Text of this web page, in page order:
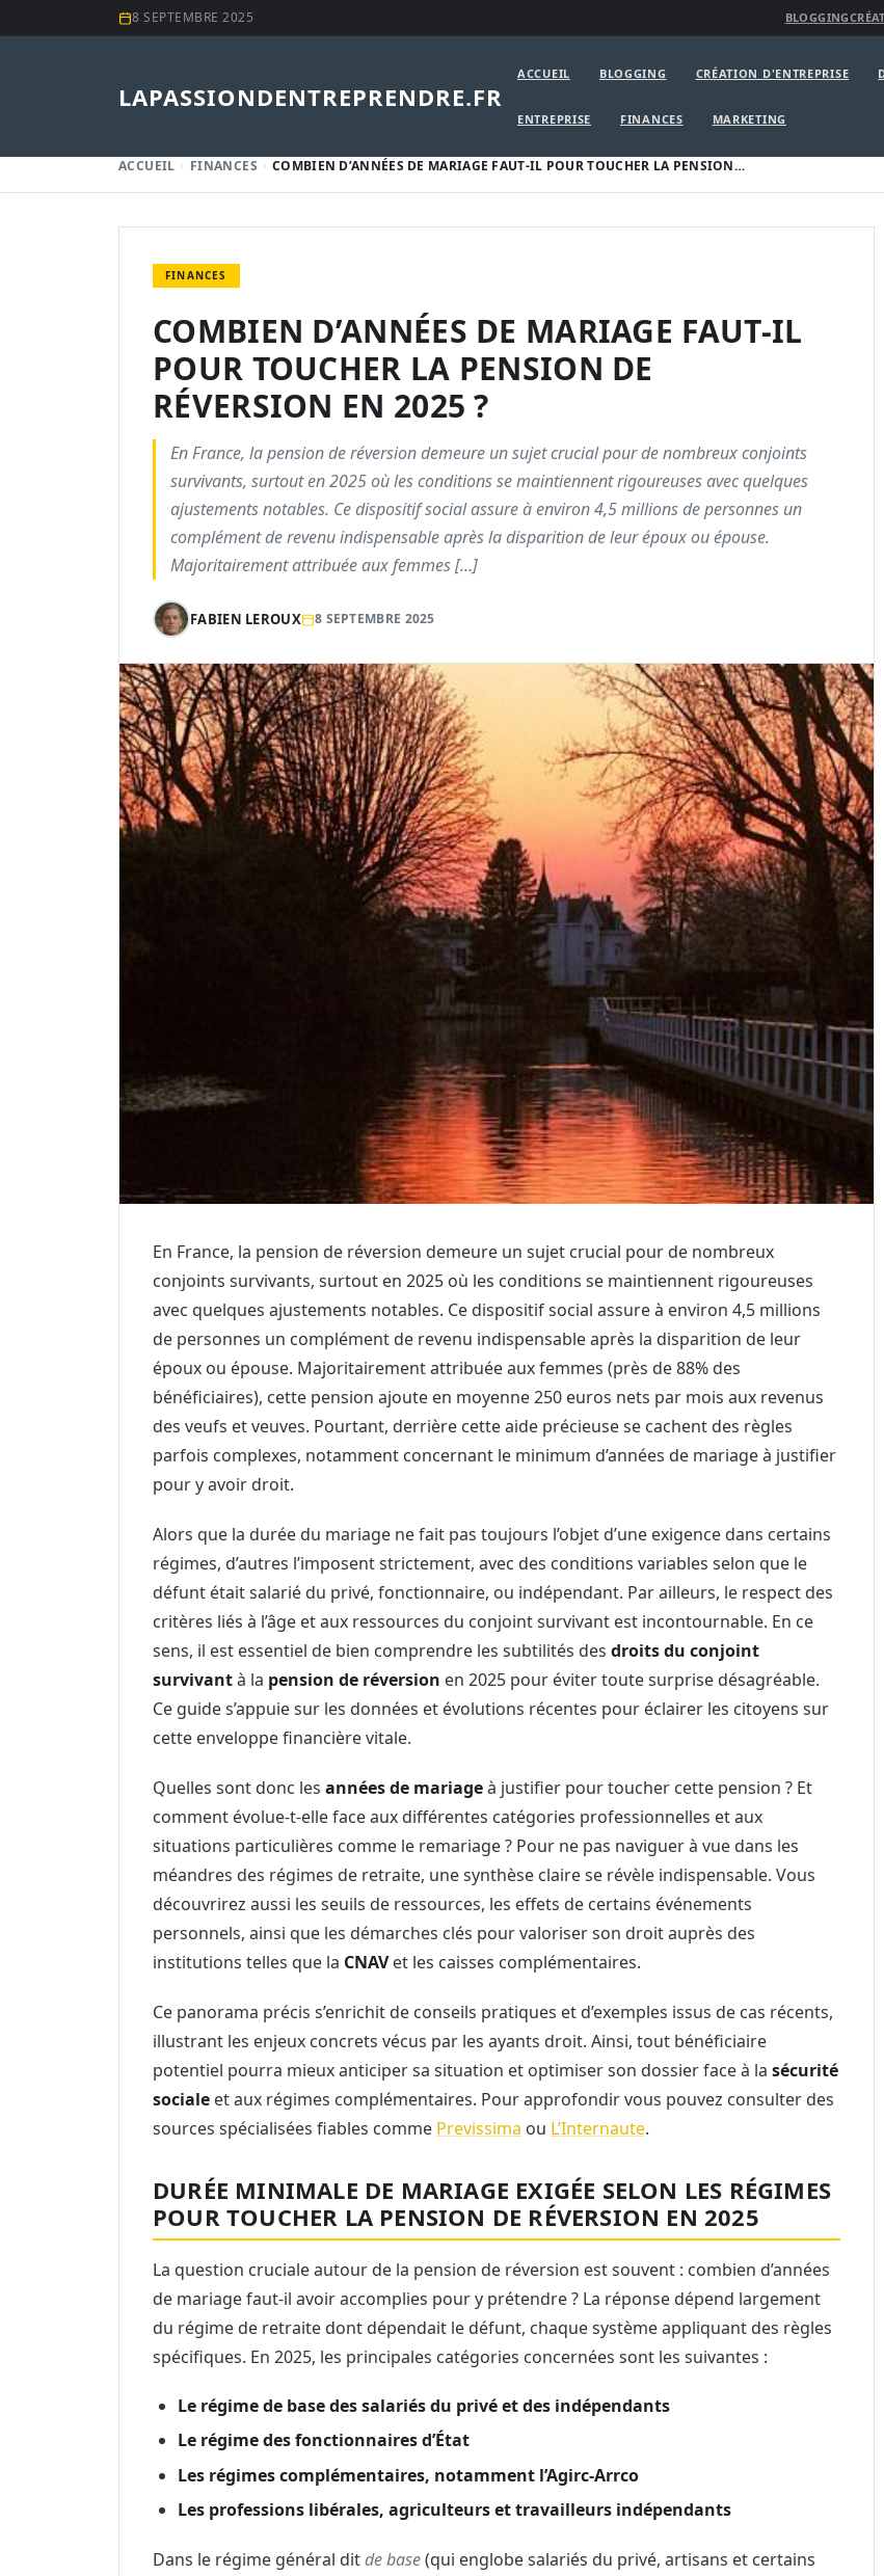
8 SEPTEMBRE 2025 BLOGGING
LAPASSIONDENTREPRENDRE.FR
ACCUEIL BLOGGING CRÉATION D'ENTREPRISE
ENTREPRISE FINANCES MARKETING
ACCUEIL FINANCES COMBIEN D’ANNÉES DE MARIAGE FAUT-IL POUR TOUCHER LA PENSION…
FINANCES
COMBIEN D’ANNÉES DE MARIAGE FAUT-IL
POUR TOUCHER LA PENSION DE
RÉVERSION EN 2025 ?
En France, la pension de réversion demeure un sujet crucial pour de nombreux conjoints
survivants, surtout en 2025 où les conditions se maintiennent rigoureuses avec quelques
ajustements notables. Ce dispositif social assure à environ 4,5 millions de personnes un
complément de revenu indispensable après la disparition de leur époux ou épouse.
Majoritairement attribuée aux femmes […]
FABIEN LEROUX 8 SEPTEMBRE 2025
En France, la pension de réversion demeure un sujet crucial pour de nombreux
conjoints survivants, surtout en 2025 où les conditions se maintiennent rigoureuses
avec quelques ajustements notables. Ce dispositif social assure à environ 4,5 millions
de personnes un complément de revenu indispensable après la disparition de leur
époux ou épouse. Majoritairement attribuée aux femmes (près de 88% des
bénéficiaires), cette pension ajoute en moyenne 250 euros nets par mois aux revenus
des veufs et veuves. Pourtant, derrière cette aide précieuse se cachent des règles
parfois complexes, notamment concernant le minimum d’années de mariage à justifier
pour y avoir droit.
Alors que la durée du mariage ne fait pas toujours l’objet d’une exigence dans certains
régimes, d’autres l’imposent strictement, avec des conditions variables selon que le
défunt était salarié du privé, fonctionnaire, ou indépendant. Par ailleurs, le respect des
critères liés à l’âge et aux ressources du conjoint survivant est incontournable. En ce
sens, il est essentiel de bien comprendre les subtilités des droits du conjoint
survivantà la pension de réversion en 2025 pour éviter toute surprise désagréable.
Ce guide s’appuie sur les données et évolutions récentes pour éclairer les citoyens sur
cette enveloppe financière vitale.
Quelles sont donc les années de mariageà justifier pour toucher cette pension ? Et
comment évolue-t-elle face aux différentes catégories professionnelles et aux
situations particulières comme le remariage ? Pour ne pas naviguer à vue dans les
méandres des régimes de retraite, une synthèse claire se révèle indispensable. Vous
découvrirez aussi les seuils de ressources, les effets de certains événements
personnels, ainsi que les démarches clés pour valoriser son droit auprès des
institutions telles que la CNAVet les caisses complémentaires.
Ce panorama précis s’enrichit de conseils pratiques et d’exemples issus de cas récents,
illustrant les enjeux concrets vécus par les ayants droit. Ainsi, tout bénéficiaire
potentiel pourra mieux anticiper sa situation et optimiser son dossier face à la sécurité
sociale et aux régimes complémentaires. Pour approfondir vous pouvez consulter des
sources spécialisées fiables comme Previssima ou L’Internaute.
DURÉE MINIMALE DE MARIAGE EXIGÉE SELON LES RÉGIMES
POUR TOUCHER LA PENSION DE RÉVERSION EN 2025
La question cruciale autour de la pension de réversion est souvent : combien d’années
de mariage faut-il avoir accomplies pour y prétendre ? La réponse dépend largement
du régime de retraite dont dépendait le défunt, chaque système appliquant des règles
spécifiques. En 2025, les principales catégories concernées sont les suivantes :
Le régime de base des salariés du privé et des indépendants
Le régime des fonctionnaires d’État
Les régimes complémentaires, notamment l’Agirc-Arrco
Les professions libérales, agriculteurs et travailleurs indépendants
Dans le régime général ditde base(qui englobe salariés du privé, artisans et certains